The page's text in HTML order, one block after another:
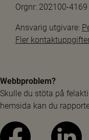
Orgnr: 202100-4169
Ansvarig utgivare:
Fler
Webbproblem?
Skulle du stöta på
hemsida kan du